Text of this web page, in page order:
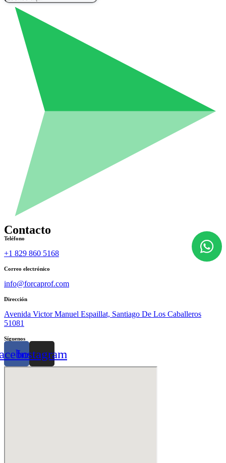
Contacto
Teléfono
+1 829 860 5168
Correo electrónico
info@forcaprof.com
Dirección
Avenida Victor Manuel Espaillat, Santiago De Los Caballeros
51081
Síguenos
Instagram